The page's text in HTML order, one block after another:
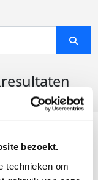
bezoekt.
technieken om